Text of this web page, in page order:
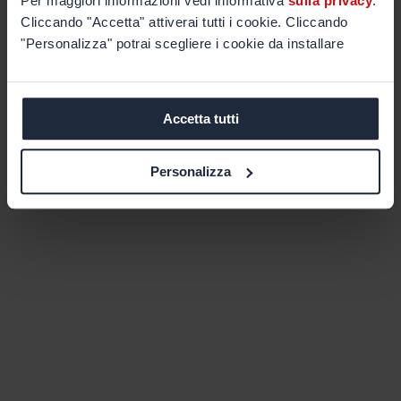
Cliccando "Accetta" attiverai tutti i cookie. Cliccando
"Personalizza" potrai scegliere i cookie da installare
Accetta tutti
Personalizza